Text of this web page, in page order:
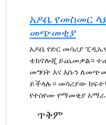
አዶቤ የመስመር
መጭመቂያ
አዶቤ የድር መሳሪያ
ቴክኖሎጂ ይጨመቃል።
መግባት እና እሱን
ይችላሉ። መሳሪያው
የተሰየሙ የማመቂያ
ጥቅም